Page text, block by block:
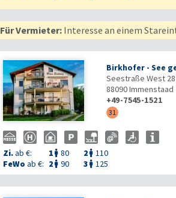
Für Vermieter:Interesse an einem
Birkhofer - See
Seestraße West 28
88090Immenstaad
+49-7545-1521
31
Zi.ab €: 1  80 2  110
FeWo ab €: 2  90 3  125